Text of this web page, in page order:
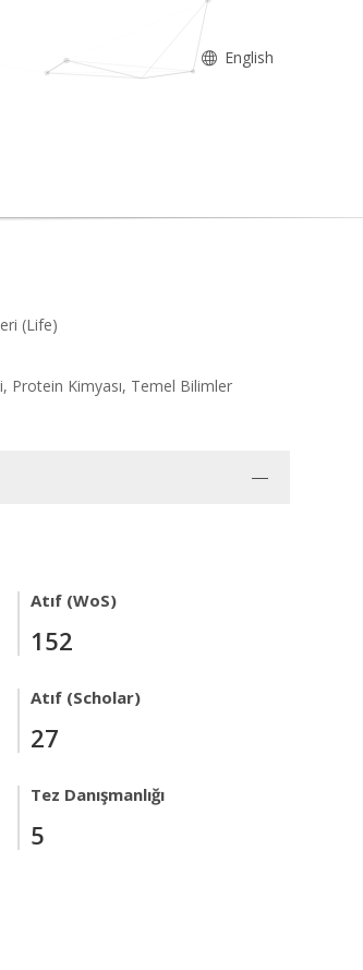
English
(Life)
Protein Kimyası, Temel Bilimler
Atıf (WoS)
152
Atıf (Scholar)
27
Tez Danışmanlığı
5